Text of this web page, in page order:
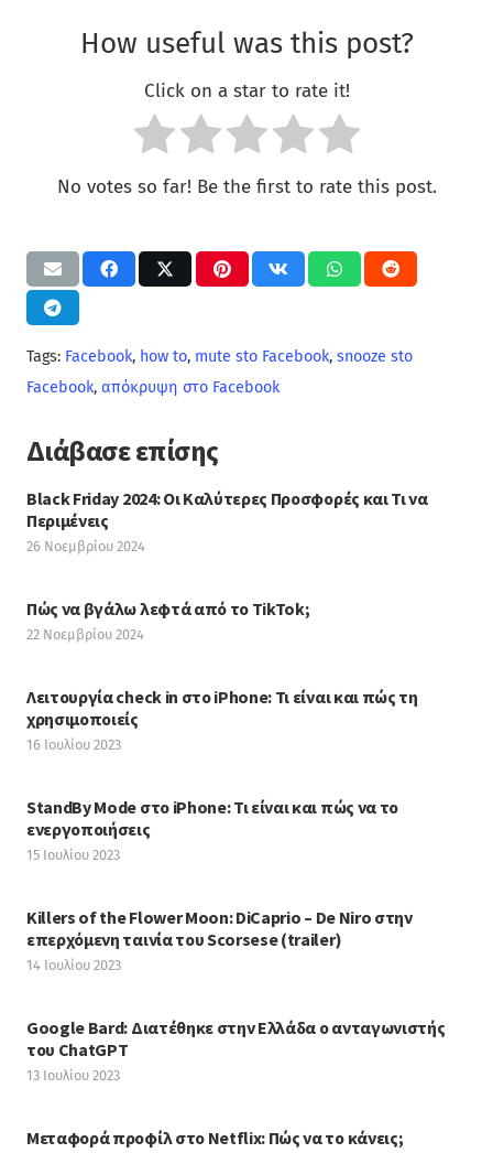
How useful was this post?
Click on a star to rate it!
No votes so far! Be the first to rate this post.
Tags: Facebook, how to, mute sto Facebook, snooze sto
Facebook, απόκρυψη στο Facebook
Διάβασε επίσης
Black Friday 2024: Οι Καλύτερες Προσφορές και Τι να
Περιμένεις
26 Νοεμβρίου 2024
Πώς να βγάλω λεφτά από το TikTok;
22 Νοεμβρίου 2024
Λειτουργία check in στο iPhone: Τι είναι και πώς τη
χρησιμοποιείς
16 Ιουλίου 2023
StandBy Mode στο iPhone: Τι είναι και πώς να το
ενεργοποιήσεις
15 Ιουλίου 2023
Killers of the Flower Moon: DiCaprio – De Niro στην
επερχόμενη ταινία του Scorsese (trailer)
14 Ιουλίου 2023
Google Bard: Διατέθηκε στην Ελλάδα ο ανταγωνιστής
του ChatGPT
13 Ιουλίου 2023
Μεταφορά προφίλ στο Netflix: Πώς να το κάνεις;